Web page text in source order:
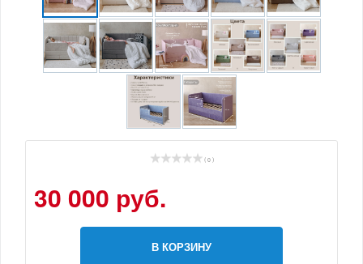
( 0 )
30 000 руб.
В КОРЗИНУ